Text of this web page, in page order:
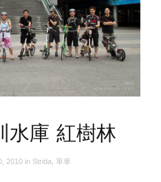
庫 紅樹林
2010 in Strida 單車